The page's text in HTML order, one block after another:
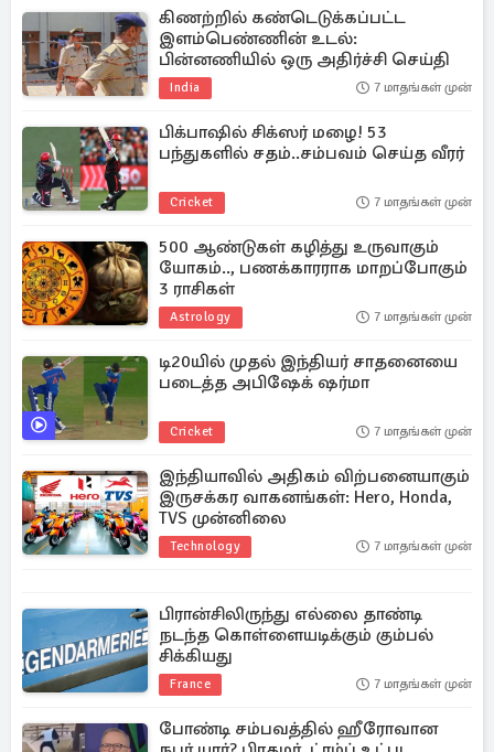
கிணற்றில் கண்டெடுக்கப்பட்ட
இளம்பெண்ணின் உடல்:
பின்னணியில் ஒரு அதிர்ச்சி செய்தி
India 7 மாதங்கள் முன்
பிக்பாஷில் சிக்ஸர் மழை! 53
பந்துகளில் சதம்..சம்பவம் செய்த வீரர்
Cricket 7 மாதங்கள் முன்
500 ஆண்டுகள் கழித்து உருவாகும்
யோகம்.., பணக்காரராக மாறப்போகும்
3 ராசிகள்
Astrology 7 மாதங்கள் முன்
டி20யில் முதல் இந்தியர் சாதனையை
படைத்த அபிஷேக் ஷர்மா
Cricket 7 மாதங்கள் முன்
இந்தியாவில் அதிகம் விற்பனையாகும்
இருசக்கர வாகனங்கள்: Hero, Honda,
TVS முன்னிலை
Technology 7 மாதங்கள் முன்
பிரான்சிலிருந்து எல்லை தாண்டி
நடந்த கொள்ளையடிக்கும் கும்பல்
சிக்கியது
France 7 மாதங்கள் முன்
போண்டி சம்பவத்தில் ஹீரோவான